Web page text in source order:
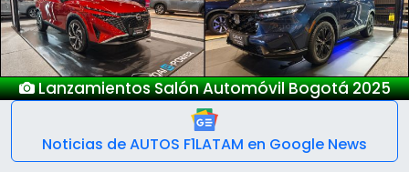
Lanzamientos Salón Automóvil Bogotá 2025
Noticias de AUTOS F1LATAM en Google News